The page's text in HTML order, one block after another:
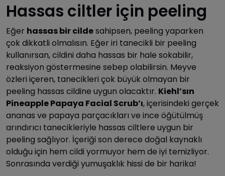
Hassas ciltler için peeling
Eğer hassas bir cildesahipsen, peeling yaparken
çok dikkatli olmalısın. Eğer iri tanecikli bir peeling
kullanırsan, cildini daha hassas bir hale sokabilir,
reaksiyon göstermesine sebep olabilirsin. Meyve
özleri içeren, tanecikleri çok büyük olmayan bir
peeling hassas cildine uygun olacaktır. Kiehl’sın
Pineapple Papaya Facial Scrub’ı, içerisindeki gerçek
ananas ve papaya parçacıkları ve ince öğütülmüş
arındırıcı tanecikleriyle hassas ciltlere uygun bir
peeling sağlıyor. İçeriği son derece doğal kaynaklı
olduğu için hem cildi yormuyor hem de iyi temizliyor.
Sonrasında verdiği yumuşaklık hissi de bir harika!